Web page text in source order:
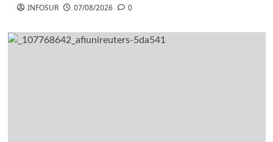
INFOSUR 07/08/2026 0